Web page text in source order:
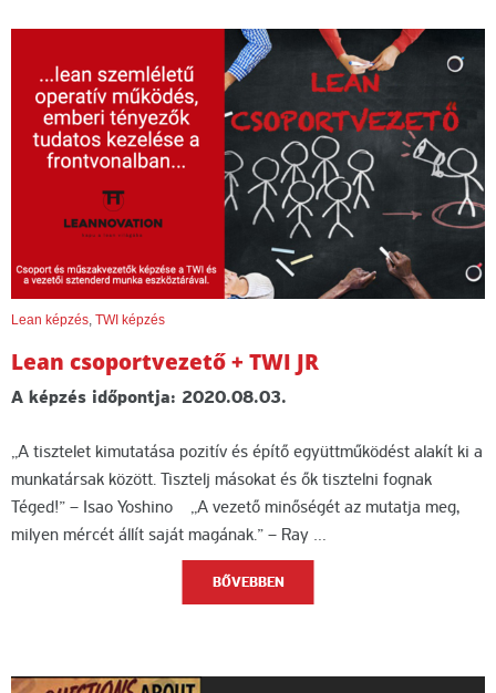
Lean képzés, TWI képzés
Lean csoportvezető + TWI JR
A képzés időpontja: 2020.08.03.
„A tisztelet kimutatása pozitív és építő együttműködést alakít ki a
munkatársak között. Tisztelj másokat és ők tisztelni fognak
Téged!” – Isao Yoshino „A vezető minőségét az mutatja meg,
milyen mércét állít saját magának.” – Ray …
BŐVEBBEN